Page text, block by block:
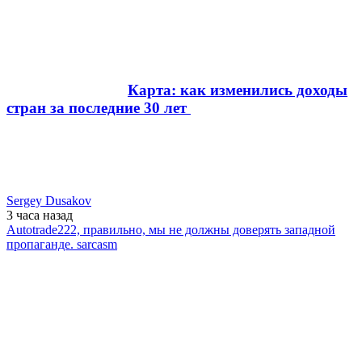
Карта: как изменились доходы
стран за последние 30 лет
Sergey Dusakov
3 часа назад
Autotrade222, правильно, мы не должны доверять западной
пропаганде. sarcasm